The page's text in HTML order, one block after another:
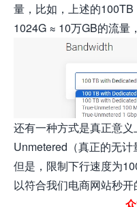
量，比如，上述的
1024G ≈ 10万GB的流量
还有一种方式是真正意
Unmetered（真正的无计
但是，限制下行速度为
以符合我们电商网站秒开